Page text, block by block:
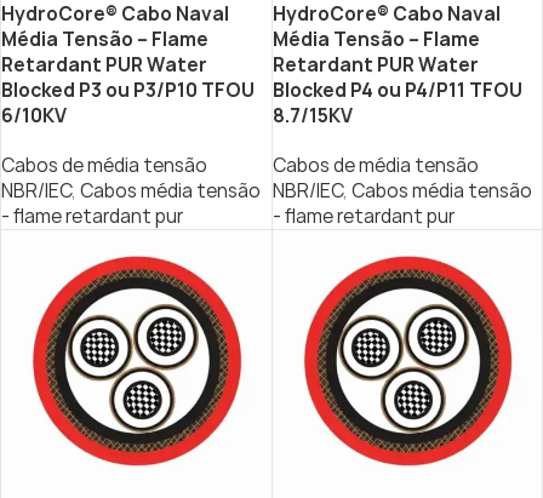
HydroCore® Cabo Naval
Média Tensão – Flame
Retardant PUR Water
Blocked P3 ou P3/P10 TFOU
6/10KV
Cabos de média tensão
NBR/IEC, Cabos média tensão
- flame retardant pur
HydroCore® Cabo Naval
Média Tensão – Flame
Retardant PUR Water
Blocked P4 ou P4/P11 TFOU
8.7/15KV
Cabos de média tensão
NBR/IEC, Cabos média tensão
- flame retardant pur